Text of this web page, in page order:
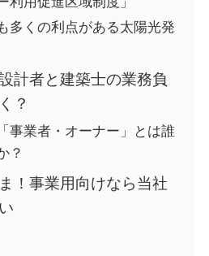
多くの利点がある太陽光発
計者と建築士の業務負
？
事業者・オーナー」とは誰
？
！事業用向けなら当社